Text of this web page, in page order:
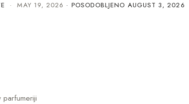
·MAY 19, 2026 · POSODOBLJENO AUGUST 3, 2026